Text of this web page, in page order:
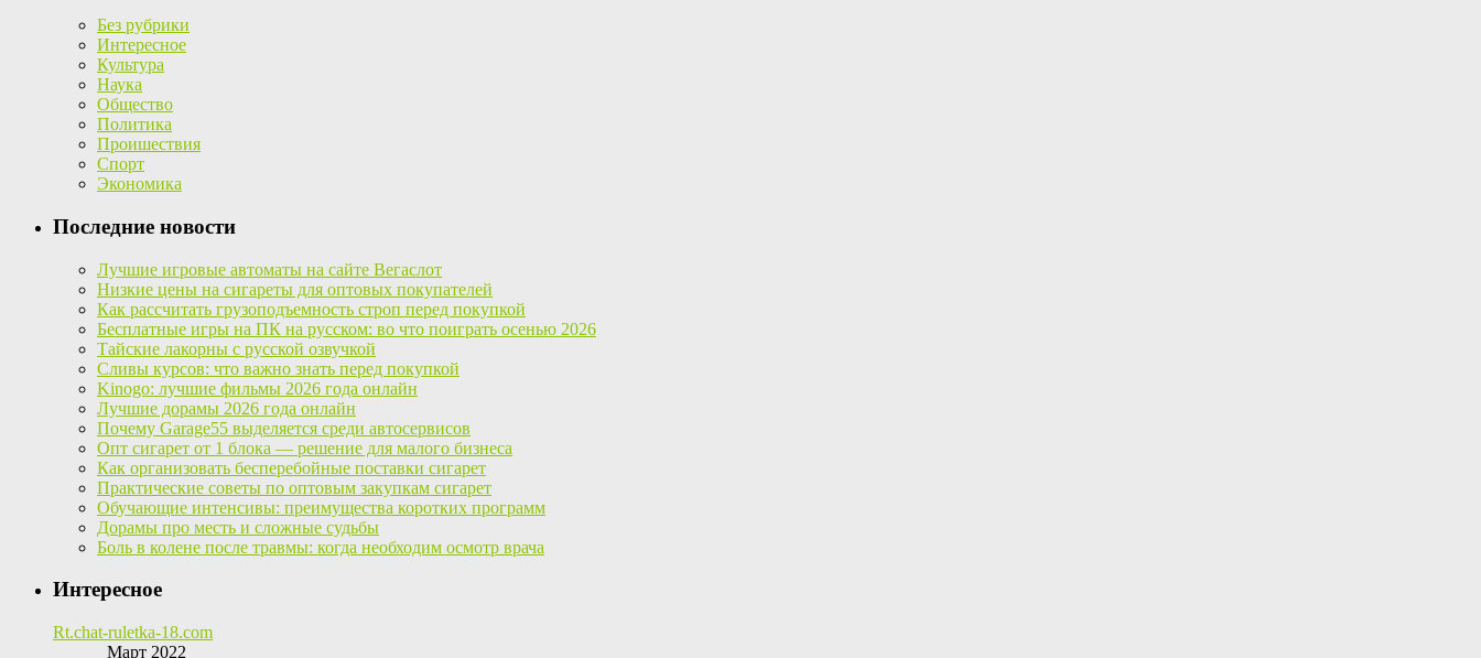
Без рубрики
Интересное
Культура
Наука
Общество
Политика
Проишествия
Спорт
Экономика
Последние новости
Лучшие игровые автоматы на сайте Вегаслот
Низкие цены на сигареты для оптовых покупателей
Как рассчитать грузоподъемность строп перед покупкой
Бесплатные игры на ПК на русском: во что поиграть осенью 2026
Тайские лакорны с русской озвучкой
Сливы курсов: что важно знать перед покупкой
Kinogo: лучшие фильмы 2026 года онлайн
Лучшие дорамы 2026 года онлайн
Почему Garage55 выделяется среди автосервисов
Опт сигарет от 1 блока — решение для малого бизнеса
Как организовать бесперебойные поставки сигарет
Практические советы по оптовым закупкам сигарет
Обучающие интенсивы: преимущества коротких программ
Дорамы про месть и сложные судьбы
Боль в колене после травмы: когда необходим осмотр врача
Интересное
Rt.chat-ruletka-18.com
Март 2022